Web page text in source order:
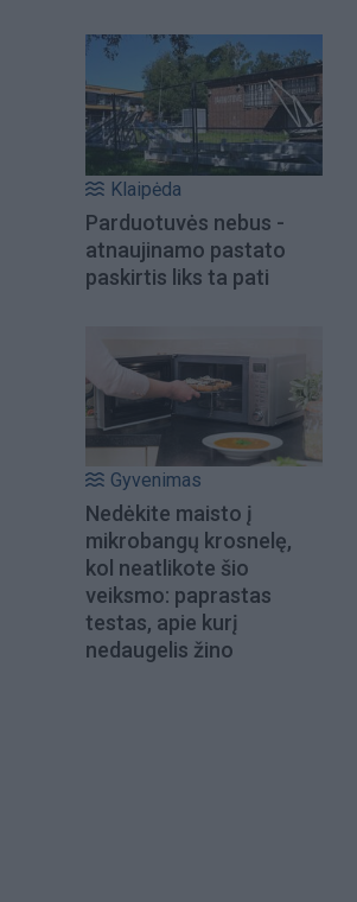
Klaipėda
Parduotuvės nebus -
atnaujinamo pastato
paskirtis liks ta pati
Gyvenimas
Nedėkite maisto į
mikrobangų krosnelę,
kol neatlikote šio
veiksmo: paprastas
testas, apie kurį
nedaugelis žino